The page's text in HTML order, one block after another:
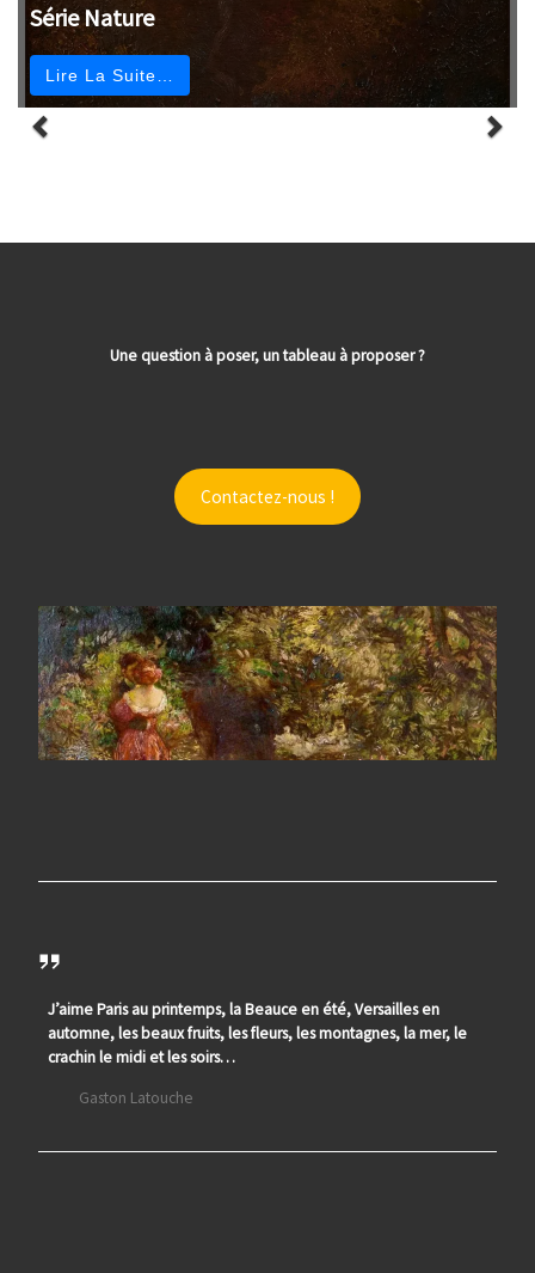
Série Nature
Lire La Suite…
Une question à poser, un tableau à proposer ?
Contactez-nous !
J’aime Paris au printemps, la Beauce en été, Versailles en
automne, les beaux fruits, les fleurs, les montagnes, la mer, le
crachin le midi et les soirs…
Gaston Latouche